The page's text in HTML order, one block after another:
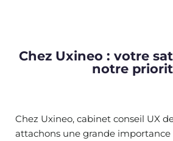
Chez Uxineo : votre
notre
Chez Uxineo, cabinet conseil UX
attachons une grande